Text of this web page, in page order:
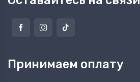
Принимаем оплату